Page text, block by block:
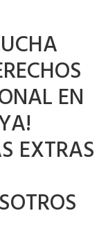
EN
EXTRAS